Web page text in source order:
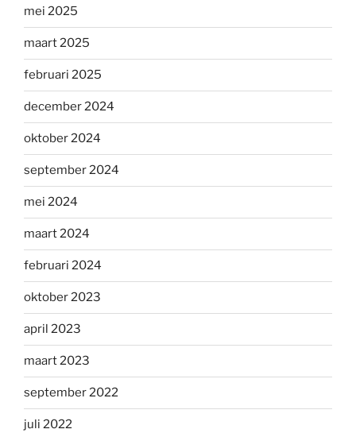
mei 2025
maart 2025
februari 2025
december 2024
oktober 2024
september 2024
mei 2024
maart 2024
februari 2024
oktober 2023
april 2023
maart 2023
september 2022
juli 2022